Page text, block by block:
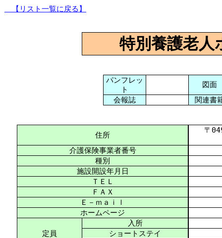
【リスト一覧に戻る】
特別養護老
パンフレッ
ト
図面
会報誌
関連書
住所
〒
介護保険事業者番号
種別
施設開設年月日
ＴＥＬ
ＦＡＸ
Ｅ－ｍａｉｌ
ホームページ
定員
入所
ショートステイ